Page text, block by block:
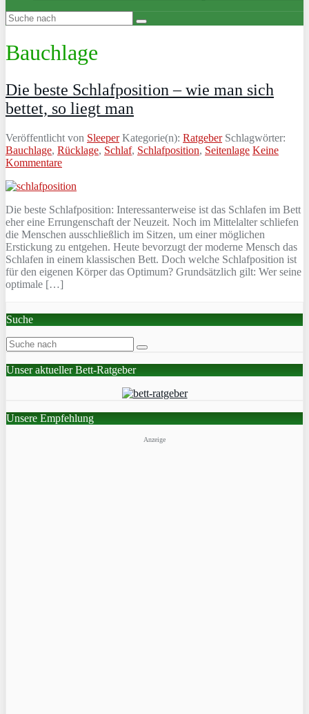
Bauchlage
Die beste Schlafposition – wie man sich
bettet, so liegt man
Veröffentlicht von Sleeper Kategorie(n): RatgeberSchlagwörter:
Bauchlage, Rücklage, Schlaf, Schlafposition, Seitenlage Keine
Kommentare
Die beste Schlafposition: Interessanterweise ist das Schlafen im Bett
eher eine Errungenschaft der Neuzeit. Noch im Mittelalter schliefen
die Menschen ausschließlich im Sitzen, um einer möglichen
Erstickung zu entgehen. Heute bevorzugt der moderne Mensch das
Schlafen in einem klassischen Bett. Doch welche Schlafposition ist
für den eigenen Körper das Optimum? Grundsätzlich gilt: Wer seine
optimale […]
Suche
Unser aktueller Bett-Ratgeber
Unsere Empfehlung
Anzeige